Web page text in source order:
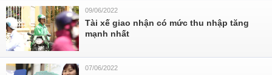
09/06/2022
Tài xế giao nhận có mức thu nhập tăng
mạnh nhất
07/06/2022